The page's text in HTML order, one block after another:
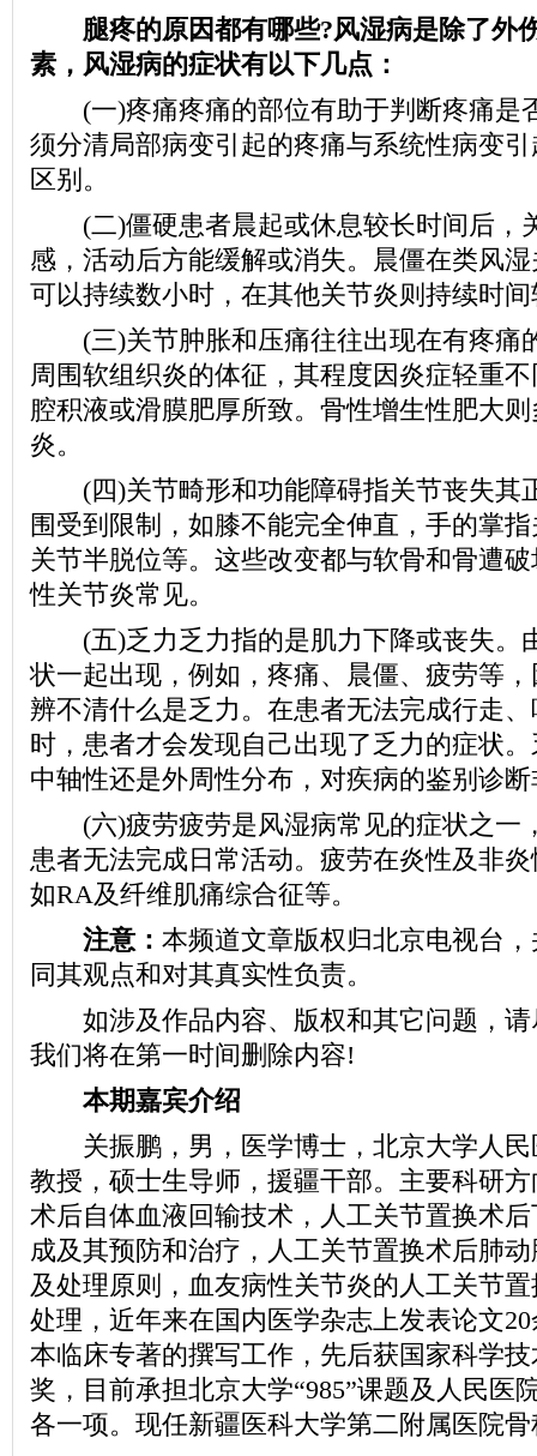
腿疼的原因都有哪些?风湿病是除了外
素，风湿病的症状有以下几点：
(一)疼痛疼痛的部位有助于判断疼痛是
须分清局部病变引起的疼痛与系统性病变
区别。
(二)僵硬患者晨起或休息较长时间后，
感，活动后方能缓解或消失。晨僵在类风
可以持续数小时，在其他关节炎则持续时
(三)关节肿胀和压痛往往出现在有疼痛
周围软组织炎的体征，其程度因炎症轻重
腔积液或滑膜肥厚所致。骨性增生性肥大
炎。
(四)关节畸形和功能障碍指关节丧失其
围受到限制，如膝不能完全伸直，手的掌
关节半脱位等。这些改变都与软骨和骨遭
性关节炎常见。
(五)乏力乏力指的是肌力下降或丧失。
状一起出现，例如，疼痛、晨僵、疲劳等
辨不清什么是乏力。在患者无法完成行走
时，患者才会发现自己出现了乏力的症状
中轴性还是外周性分布，对疾病的鉴别诊
(六)疲劳疲劳是风湿病常见的症状之一
患者无法完成日常活动。疲劳在炎性及非
如RA及纤维肌痛综合征等。
注意： 本频道文章版权归北京电视台
同其观点和对其真实性负责。
如涉及作品内容、版权和其它问题，请
我们将在第一时间删除内容!
本期嘉宾介绍
关振鹏，男，医学博士，北京大学人民
教授，硕士生导师，援疆干部。主要科研
术后自体血液回输技术，人工关节置换术
成及其预防和治疗，人工关节置换术后肺
及处理原则，血友病性关节炎的人工关节
处理，近年来在国内医学杂志上发表论文
本临床专著的撰写工作，先后获国家科学
奖，目前承担北京大学“985”课题及人民医
各一项。现任新疆医科大学第二附属医院